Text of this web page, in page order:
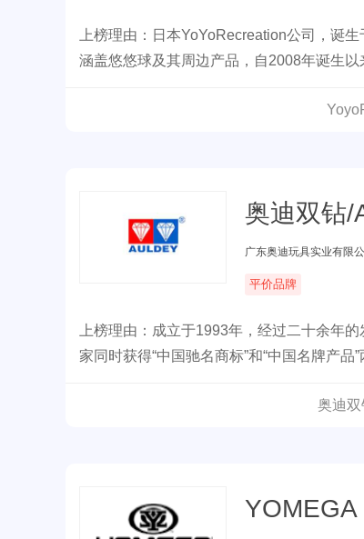
上榜理由：日本YoYoRecreation公司，诞
涵盖悠悠球及其周边产品，自2008年诞生以
奥迪双钻/
广东奥迪玩具实业有限
平价品牌
上榜理由：成立于1993年，经过二十余年
家同时获得“中国驰名商标”和“中国名牌产品
奥迪
YOMEGA